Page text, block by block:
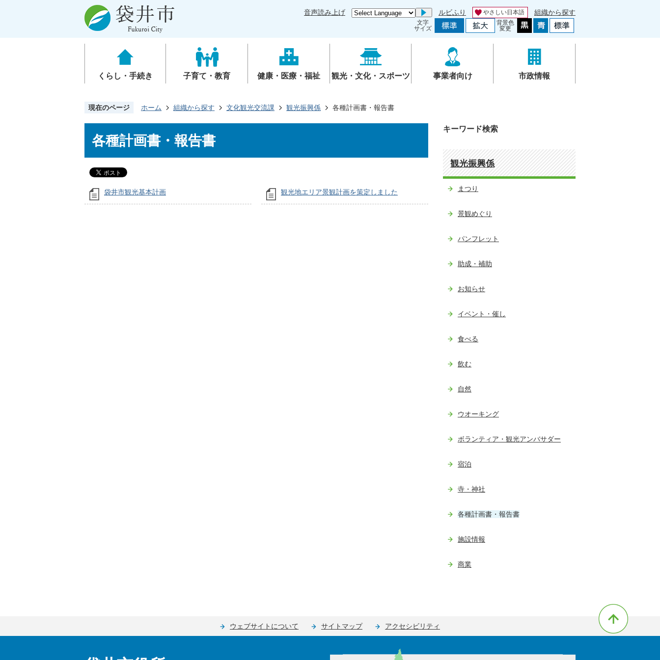
音声読み上げ Go ルビふり やさしい日本語 組織から探す
文字
サイズ
背景色
変更
くらし・手続き 子育て・教育 健康・医療・福祉 観光・文化・スポーツ 事業者向け 市政情報
現在のページ ホーム 組織から探す 文化観光交流課 観光振興係 各種計画書・報告書
各種計画書・報告書
袋井市観光基本計画 観光地エリア景観計画を策定しました
キーワード検索
観光振興係
まつり
景観めぐり
パンフレット
助成・補助
お知らせ
イベント・催し
食べる
飲む
自然
ウオーキング
ボランティア・観光アンバサダー
宿泊
寺・神社
各種計画書・報告書
施設情報
商業
ウェブサイトについて サイトマップ アクセシビリティ